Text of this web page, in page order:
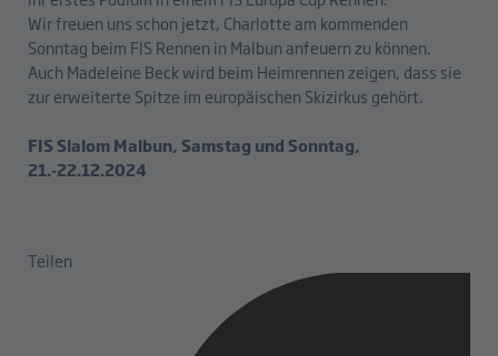
Wir freuen uns schon jetzt, Charlotte am kommenden
Sonntag beim FIS Rennen in Malbun anfeuern zu können.
Auch Madeleine Beck wird beim Heimrennen zeigen, dass sie
zur erweiterte Spitze im europäischen Skizirkus gehört.
FIS Slalom Malbun, Samstag und Sonntag,
21.-22.12.2024
Teilen